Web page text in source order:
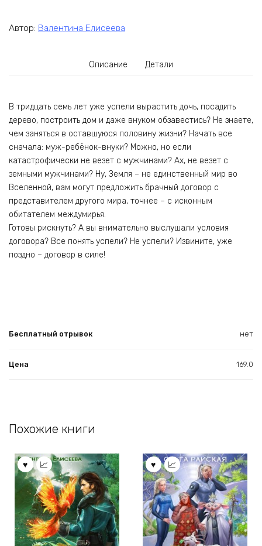
Автор: Валентина Елисеева
Описание Детали
В тридцать семь лет уже успели вырастить дочь, посадить
дерево, построить дом и даже внуком обзавестись? Не знаете,
чем заняться в оставшуюся половину жизни? Начать все
сначала: муж-ребёнок-внуки? Можно, но если
катастрофически не везет с мужчинами? Ах, не везет с
земными мужчинами? Ну, Земля – не единственный мир во
Вселенной, вам могут предложить брачный договор с
представителем другого мира, точнее – с исконным
обитателем междумирья.
Готовы рискнуть? А вы внимательно выслушали условия
договора? Все понять успели? Не успели? Извините, уже
поздно – договор в силе!
Бесплатный отрывок нет
Цена 169.0
Похожие книги